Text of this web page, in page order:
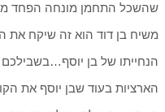
שהשכל התחמן מונחה הפחד
משיח בן דוד הוא זה שיקח את
הנחייתו של בן
הארציות בעוד שבן יוסף את